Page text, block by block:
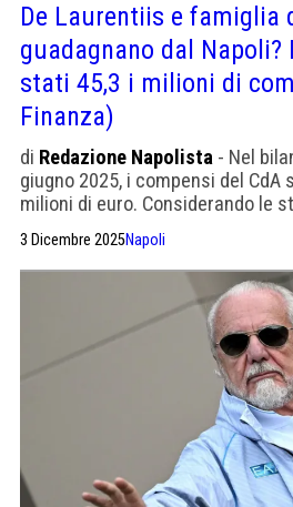
De Laurentiis e famiglia
guadagnano dal Napoli?
stati 45,3 i milioni di
Finanza)
di Redazione Napolista - Nel
giugno 2025, i compensi del
milioni di euro. Considerando le
3 Dicembre 2025Napoli